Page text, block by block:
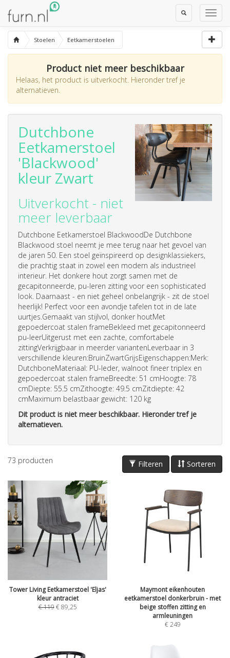
Toggle
Search
Stoelen Eetkamerstoelen
Product niet meer beschikbaar
Helaas, het product is uitverkocht. Hieronder tref je
alternatieven.
Dutchbone
Eetkamerstoel
'Blackwood'
kleur Zwart
Uitverkocht - niet
meer leverbaar
Dutchbone Eetkamerstoel BlackwoodDe Dutchbone
Blackwood stoel neemt je mee terug naar het gevoel van
de jaren 50. Een stoel geïnspireerd op designklassiekers,
die prachtig staat in zowel een modern als industrieel
interieur. Het donkere hout zorgt samen met de
gecapitonneerde, pu-leren zitting voor een sophisticated
look. Daarnaast - en niet geheel onbelangrijk - zit de stoel
heerlijk! Perfect voor een avondje tafelen tot in de late
uurtjes.Gemaakt van stijlvol, donker houtMet
gepoedercoat stalen frameBekleed met gecapitonneerd
pu-leerUitgerust met een zachte, comfortabele
zittingVerkrijgbaar in meerder variantenLeverbaar in 3
verschillende kleuren:BruinZwartGrijsEigenschappen:Merk:
DutchboneMateriaal: PU-leder, walnoot fineer triplex en
gepoedercoat stalen frameBreedte: 51 cmHoogte: 78
cmDiepte: 55.5 cmZithoogte: 49.5 cmZitdiepte: 42
cmMaximum belastbaar gewicht: 120 kg
Dit product is niet meer beschikbaar. Hieronder tref je
alternatieven.
Sorteren
Filteren
73 producten
Tower Living Eetkamerstoel 'Eljas'
kleur antraciet
€119 €89,25
Maymont eikenhouten
eetkamerstoel donkerbruin - met
beige stoffen zitting en
armleuningen
€249